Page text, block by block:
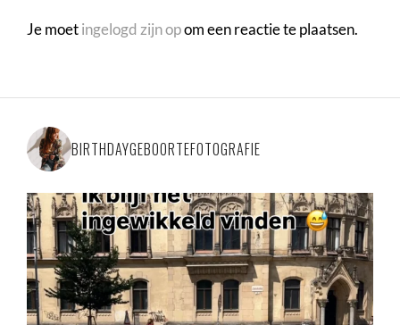
Je moetingelogd zijn opom een reactie te plaatsen.
BIRTHDAYGEBOORTEFOTOGRAFIE